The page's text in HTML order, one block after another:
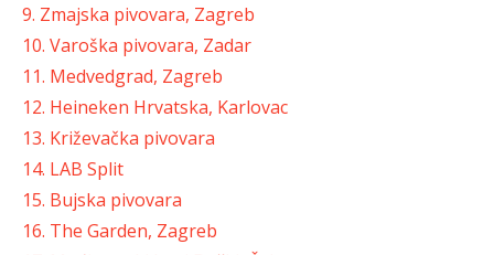
9. Zmajska pivovara, Zagreb
10. Varoška pivovara, Zadar
11. Medvedgrad, Zagreb
12. Heineken Hrvatska, Karlovac
13. Križevačka pivovara
14. LAB Split
15. Bujska pivovara
16. The Garden, Zagreb